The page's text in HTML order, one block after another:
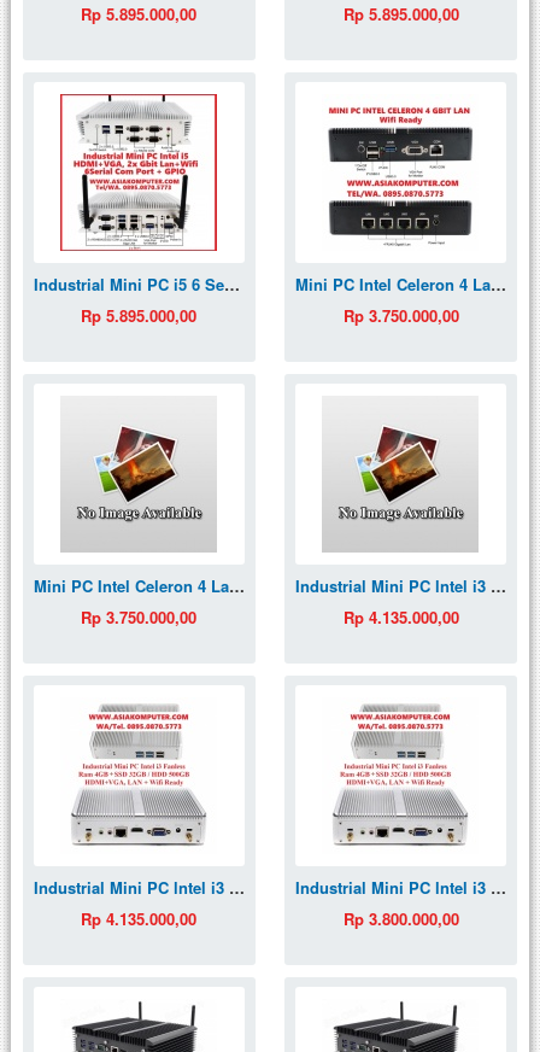
Rp 5.895.000,00
Rp 5.895.000,00
Industrial Mini PC i5 6 Serial Comm Port GPIO Fanless MiniPC
Rp 5.895.000,00
Mini PC Intel Celeron 4 Lan Router UTM Firewall
Rp 3.750.000,00
Mini PC Intel Celeron 4 Lan Router UTM Firewall
Rp 3.750.000,00
Industrial Mini PC lntel i3 Ram 4GB HDD 500GB Wifi HDMI VGA Fanless MiniPC
Rp 4.135.000,00
Industrial Mini PC lntel i3 Ram 4GB HDD 500GB Wifi HDMI VGA Fanless MiniPC
Rp 4.135.000,00
Industrial Mini PC lntel i3 Ram 4GB SSD 32GB Wifi HDMI VGA Fanless MiniPC
Rp 3.800.000,00